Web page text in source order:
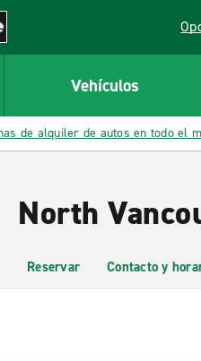
Vehículos
de alquiler de autos en todo el
North
Reservar Contacto y